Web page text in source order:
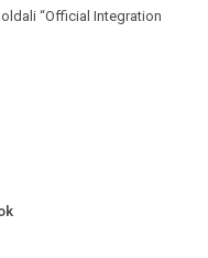
“Official Integration